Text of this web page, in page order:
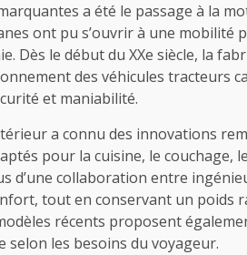
a été le passage à la
ont pu s’ouvrir à une mobilité
Dès le début du XXe siècle, la
des véhicules tracteurs
et maniabilité.
a connu des innovations
pour la cuisine, le couchage,
d’une collaboration entre
tout en conservant un poids
récents proposent
selon les besoins du voyageur.